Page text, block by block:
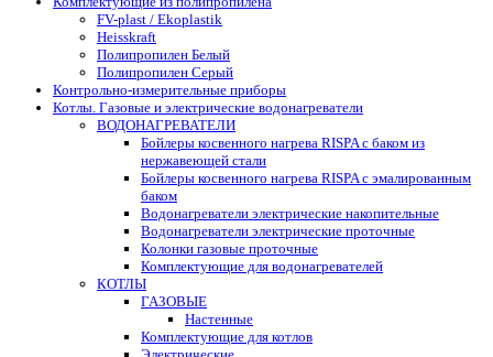
FV-plast / Ekoplastik
Heisskraft
Полипропилен Белый
Полипропилен Серый
Контрольно-измерительные приборы
Котлы. Газовые и электрические водонагреватели
ВОДОНАГРЕВАТЕЛИ
Бойлеры косвенного нагрева RISPA с баком из
нержавеющей стали
Бойлеры косвенного нагрева RISPA с эмалированным
баком
Водонагреватели электрические накопительные
Водонагреватели электрические проточные
Колонки газовые проточные
Комплектующие для водонагревателей
КОТЛЫ
ГАЗОВЫЕ
Настенные
Комплектующие для котлов